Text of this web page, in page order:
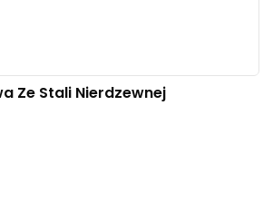
Ze Stali Nierdzewnej